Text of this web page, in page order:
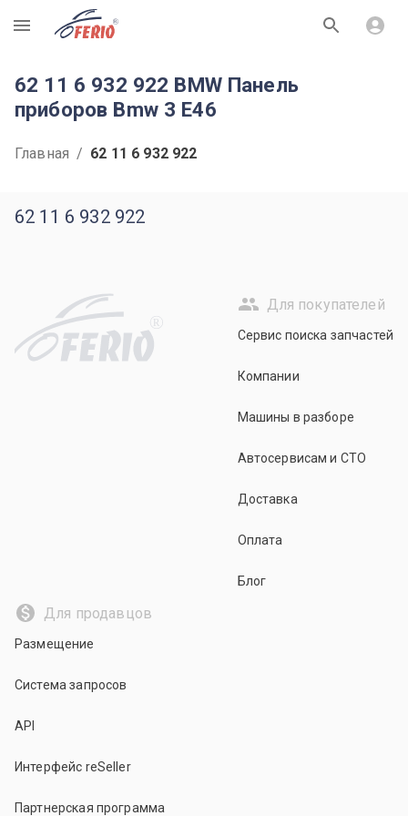
R
62 11 6 932 922 BMW Панель
приборов Bmw 3 E46
Главная / 62 11 6 932 922
62 11 6 932 922
R
Для покупателей
Сервис поиска запчастей
Компании
Машины в разборе
Автосервисам и СТО
Доставка
Оплата
Блог
Для продавцов
Размещение
Система запросов
API
Интерфейс reSeller
Партнерская программа